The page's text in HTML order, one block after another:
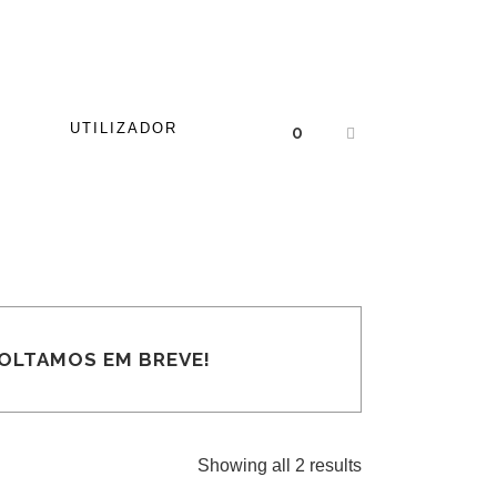
UTILIZADOR 0
EM BREVE!
Showing all 2 results